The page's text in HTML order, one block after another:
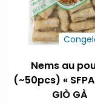
Nems au
(~50pcs) «
GIÒ GÀ